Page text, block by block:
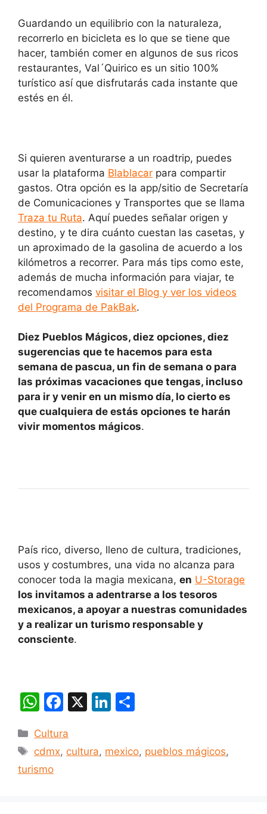
Guardando un equilibrio con la naturaleza,
recorrerlo en bicicleta es lo que se tiene que
hacer, también comer en algunos de sus ricos
restaurantes, Val´Quirico es un sitio 100%
turístico así que disfrutarás cada instante que
estés en él.
Si quieren aventurarse a un roadtrip, puedes
usar la plataforma Blablacar para compartir
gastos. Otra opción es la app/sitio de Secretaría
de Comunicaciones y Transportes que se llama
Traza tu Ruta. Aquí puedes señalar origen y
destino, y te dira cuánto cuestan las casetas, y
un aproximado de la gasolina de acuerdo a los
kilómetros a recorrer. Para más tips como este,
además de mucha información para viajar, te
recomendamos visitar el Blog y ver los videos
del Programa de PakBak.
Diez Pueblos Mágicos, diez opciones, diez
sugerencias que te hacemos para esta
semana de pascua, un fin de semana o para
las próximas vacaciones que tengas, incluso
para ir y venir en un mismo día, lo cierto es
que cualquiera de estás opciones te harán
vivir momentos mágicos.
País rico, diverso, lleno de cultura, tradiciones,
usos y costumbres, una vida no alcanza para
conocer toda la magia mexicana, en U-Storage
los invitamos a adentrarse a los tesoros
mexicanos, a apoyar a nuestras comunidades
y a realizar un turismo responsable y
consciente.
W
at
s
A
F
c
e
X
Li
e p
Categorías
Cultura
Etiquetas
cdmx, cultura, mexico, pueblos mágicos,
turismo